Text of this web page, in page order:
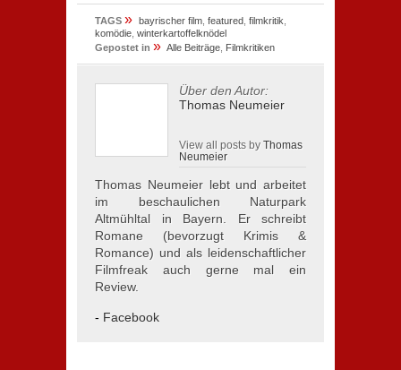
TAGS » bayrischer film featured filmkritik
komödie winterkartoffelknödel
Gepostet in » Alle Beiträge Filmkritiken
Über den Autor:
Thomas Neumeier
View all posts by Thomas
Neumeier
Thomas Neumeier lebt und arbeitet
im beschaulichen Naturpark
Altmühltal in Bayern. Er schreibt
Romane (bevorzugt Krimis &
Romance) und als leidenschaftlicher
Filmfreak auch gerne mal ein
Review.
- Facebook